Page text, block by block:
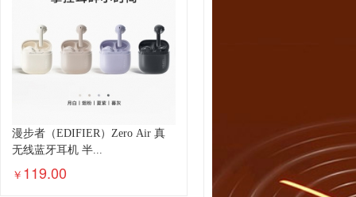
漫步者（EDIFIER）Zero Air 真
无线蓝牙耳机 半...
￥ 119.00